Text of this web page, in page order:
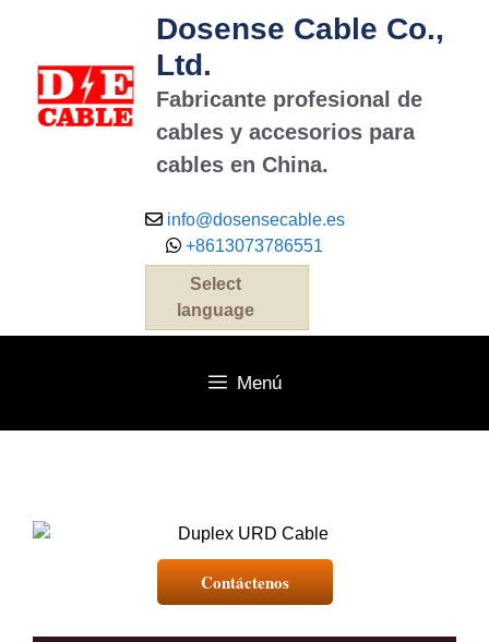
Dosense Cable Co.,
Ltd.
Fabricante profesional de
cables y accesorios para
cables en China.
info@dosensecable.es
+8613073786551
Select
language
Menú
Contáctenos